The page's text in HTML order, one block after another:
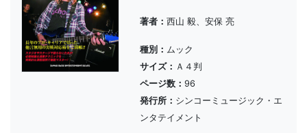
著者：西山 毅、安保 亮
種別：ムック
サイズ： Ａ４判
ページ数：96
発行所： シンコーミュージック・エ
ンタテイメント